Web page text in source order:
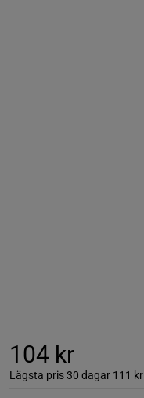
104 kr
Lägsta pris 30 dagar 111 kr